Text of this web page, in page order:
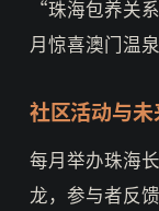
“珠海包养关
月惊喜澳门温
社区活动与
每月举办珠海
龙，参与者反